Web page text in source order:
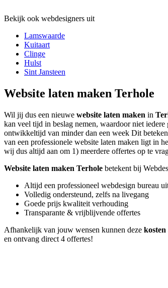
Bekijk ook webdesigners uit
Lamswaarde
Kuitaart
Clinge
Hulst
Sint Jansteen
Website laten maken Terhole
Wil jij dus een nieuwe website laten maken in
kan veel tijd in beslag nemen, waardoor niet
ontwikkeltijd van minder dan een week Dit
van een professionele website laten maken ligt in
wij dus altijd aan om 1) meerdere offertes op te
Website laten maken Terhole betekent bij
Altijd een professioneel webdesign bureau
Volledig ondersteund, zelfs na livegang
Goede prijs kwaliteit verhouding
Transparante & vrijblijvende offertes
Afhankelijk van jouw wensen kunnen deze kosten
en ontvang direct 4 offertes!